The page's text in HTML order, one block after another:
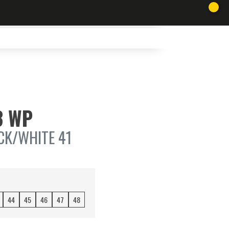
WP
WHITE 41
44 45 46 47 48